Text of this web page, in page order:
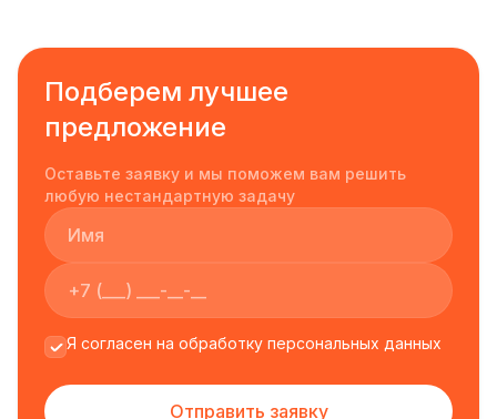
Подберем лучшее
предложение
Оставьте заявку и мы поможем вам решить
любую нестандартную задачу
Я согласен на обработку персональных данных
Отправить заявку